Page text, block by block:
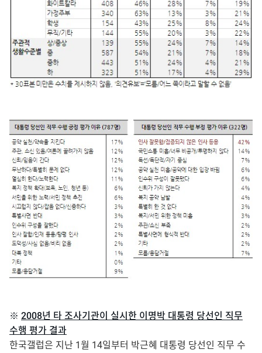
※ 2008년 타 조사기관이 실시한 이명박 대통령 당선인 직무
수행 평가 결과
한국갤럽은 지난 1월 14일부터 박근혜 대통령 당선인 직무 수